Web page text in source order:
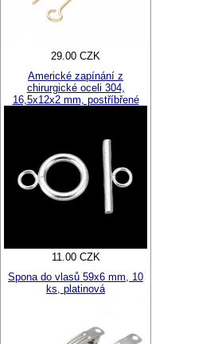
29.00 CZK
Americké zapínání z
chirurgické oceli 304,
16,5x12x2 mm, postříbřené
11.00 CZK
Spona do vlasů 59x6 mm, 10
ks, platinová